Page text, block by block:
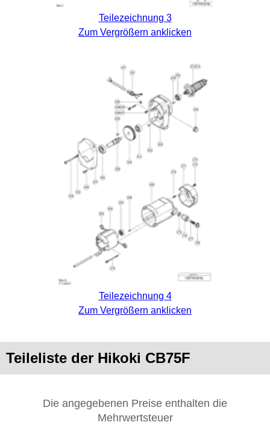
Teilezeichnung 3
Zum Vergrößern anklicken
Teilezeichnung 4
Zum Vergrößern anklicken
Teileliste der Hikoki CB75F
Die angegebenen Preise enthalten die
Mehrwertsteuer